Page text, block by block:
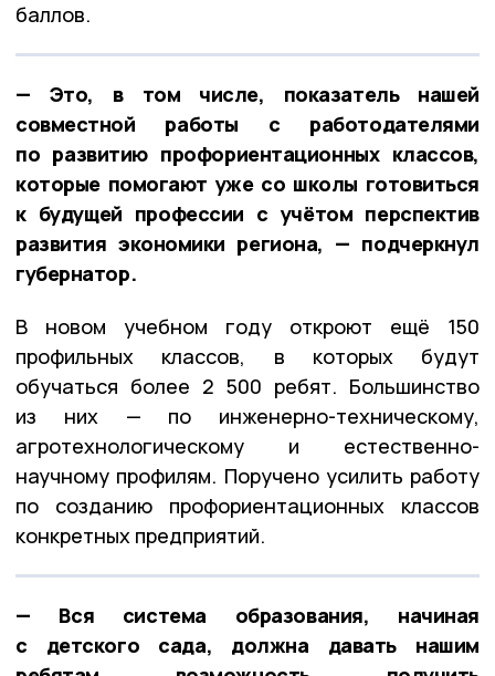
баллов.
— Это, в том числе, показатель нашей
совместной работы с работодателями
по развитию профориентационных классов,
которые помогают уже со школы готовиться
к будущей профессии с учётом перспектив
развития экономики региона, — подчеркнул
губернатор.
В новом учебном году откроют ещё 150
профильных классов, в которых будут
обучаться более 2 500 ребят. Большинство
из них — по инженерно-техническому,
агротехнологическому и естественно-
научному профилям. Поручено усилить работу
по созданию профориентационных классов
конкретных предприятий.
— Вся система образования, начиная
с детского сада, должна давать нашим